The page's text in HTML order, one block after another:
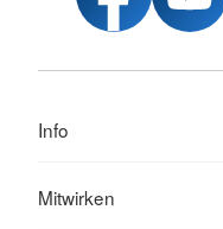
Info
Mitwirken